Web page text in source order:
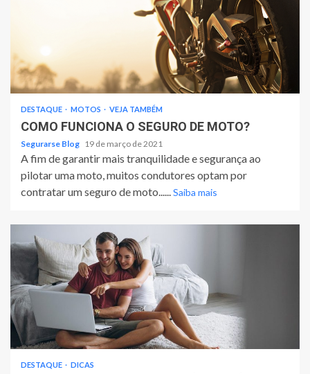
DESTAQUE MOTOS VEJA TAMBÉM
COMO FUNCIONA O SEGURO DE MOTO?
Segurarse Blog 19 de março de 2021
A fim de garantir mais tranquilidade e segurança ao
pilotar uma moto, muitos condutores optam por
contratar um seguro de moto......Saiba mais
DESTAQUE DICAS